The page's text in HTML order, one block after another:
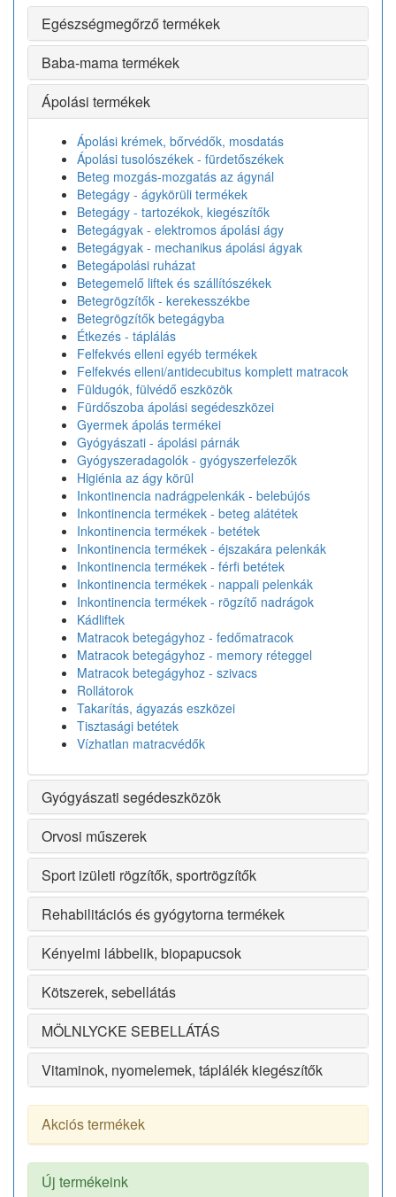
Egészségmegőrző termékek
Baba-mama termékek
Ápolási termékek
Ápolási krémek, bőrvédők, mosdatás
Ápolási tusolószékek - fürdetőszékek
Beteg mozgás-mozgatás az ágynál
Betegágy - ágykörüli termékek
Betegágy - tartozékok, kiegészítők
Betegágyak - elektromos ápolási ágy
Betegágyak - mechanikus ápolási ágyak
Betegápolási ruházat
Betegemelő liftek és szállítószékek
Betegrögzítők - kerekesszékbe
Betegrögzítők betegágyba
Étkezés - táplálás
Felfekvés elleni egyéb termékek
Felfekvés elleni/antidecubitus komplett matracok
Füldugók, fülvédő eszközök
Fürdőszoba ápolási segédeszközei
Gyermek ápolás termékei
Gyógyászati - ápolási párnák
Gyógyszeradagolók - gyógyszerfelezők
Higiénia az ágy körül
Inkontinencia nadrágpelenkák - belebújós
Inkontinencia termékek - beteg alátétek
Inkontinencia termékek - betétek
Inkontinencia termékek - éjszakára pelenkák
Inkontinencia termékek - férfi betétek
Inkontinencia termékek - nappali pelenkák
Inkontinencia termékek - rögzítő nadrágok
Kádliftek
Matracok betegágyhoz - fedőmatracok
Matracok betegágyhoz - memory réteggel
Matracok betegágyhoz - szivacs
Rollátorok
Takarítás, ágyazás eszközei
Tisztasági betétek
Vízhatlan matracvédők
Gyógyászati segédeszközök
Orvosi műszerek
Sport izületi rögzítők, sportrögzítők
Rehabilitációs és gyógytorna termékek
Kényelmi lábbelik, biopapucsok
Kötszerek, sebellátás
MÖLNLYCKE SEBELLÁTÁS
Vitaminok, nyomelemek, táplálék kiegészítők
Akciós termékek
Új termékeink